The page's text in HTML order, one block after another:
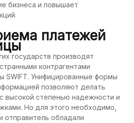
бизнеса и повышает
платежей
государств производят
контрагентами
SWIFT. Унифицированные формы
позволяют делать
высокой степенью надежности и
Но для этого необходимо,
отправитель обладали